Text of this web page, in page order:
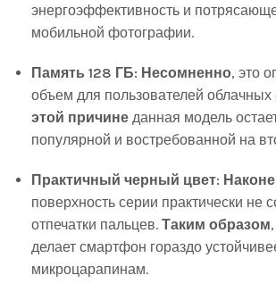
энергоэффективность и
мобильной фотографии.
Память 128 ГБ: Несомненно, это
объем для пользователей облачных
этой причине данная модель
популярной и востребованной на
Практичный черный цвет:
поверхность серии практически не
отпечатки пальцев. Таким образом
делает смартфон гораздо
микроцарапинам.